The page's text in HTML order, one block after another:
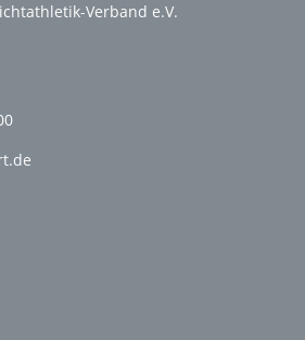
Verband e.V.